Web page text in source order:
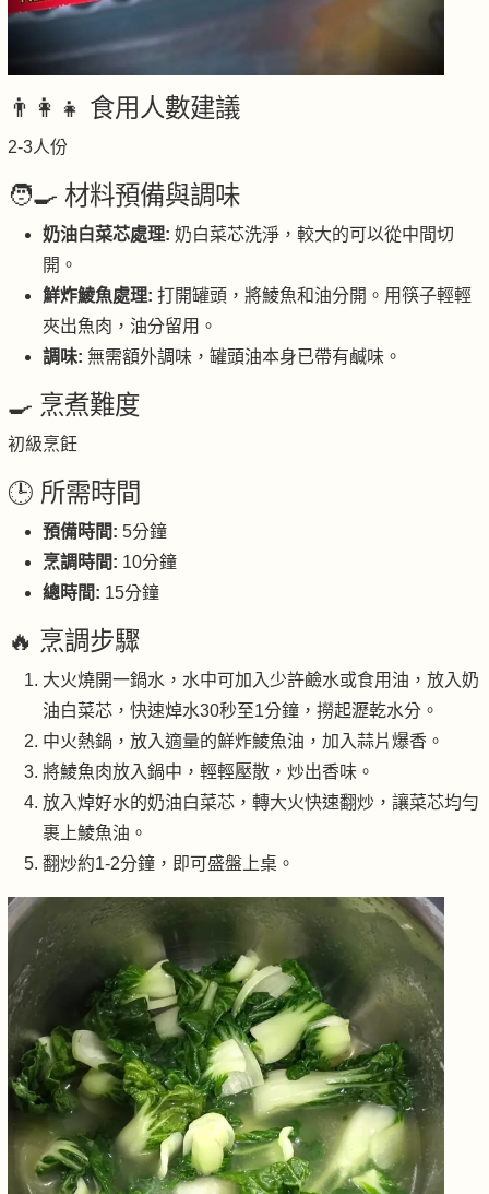
👨‍👩‍👧 食用人數建議
2-3人份
🧑‍🍳 材料預備與調味
奶油白菜芯處理: 奶白菜芯洗淨，較大的可以從中間切
開。
鮮炸鯪魚處理: 打開罐頭，將鯪魚和油分開。用筷子輕輕
夾出魚肉，油分留用。
調味: 無需額外調味，罐頭油本身已帶有鹹味。
🍳 烹煮難度
初級烹飪
🕒 所需時間
預備時間: 5分鐘
烹調時間: 10分鐘
總時間: 15分鐘
🔥 烹調步驟
大火燒開一鍋水，水中可加入少許鹼水或食用油，放入奶
油白菜芯，快速焯水30秒至1分鐘，撈起瀝乾水分。
中火熱鍋，放入適量的鮮炸鯪魚油，加入蒜片爆香。
將鯪魚肉放入鍋中，輕輕壓散，炒出香味。
放入焯好水的奶油白菜芯，轉大火快速翻炒，讓菜芯均勻
裹上鯪魚油。
翻炒約1-2分鐘，即可盛盤上桌。